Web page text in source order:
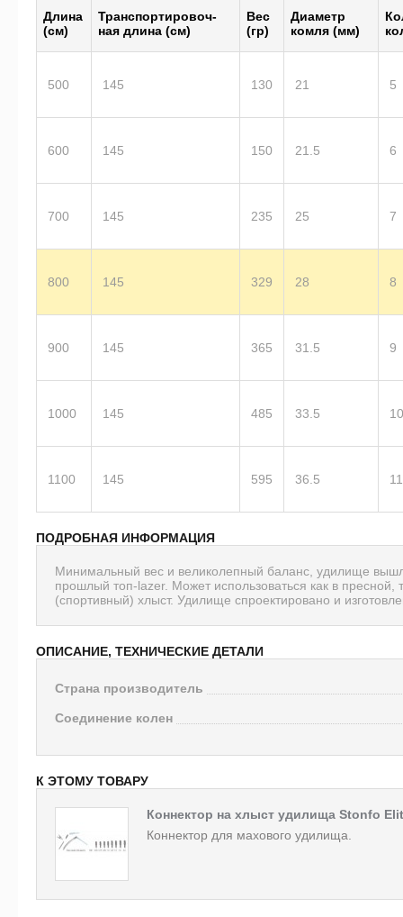
Длина
(см)
Транс­пор­тиро­воч­
ная длина (см)
Вес
(гр)
Диаметр
комля (мм)
500 145 130 21 5
600 145 150 21.5 6
700 145 235 25 7
800 145 329 28 8
900 145 365 31.5 9
1000 145 485 33.5 10
1100 145 595 36.5 11
ПОДРОБНАЯ ИНФОРМАЦИЯ
Минимальный вес и великолепный баланс, удилище
прошлый топ-lazer. Может использоваться как в пресной,
(спортивный) хлыст. Удилище спроектировано и
ОПИСАНИЕ, ТЕХНИЧЕСКИЕ ДЕТАЛИ
Страна производитель
Соединение колен
К ЭТОМУ ТОВАРУ
Коннектор на хлыст удилища Stonfo
Коннектор для махового удилища.